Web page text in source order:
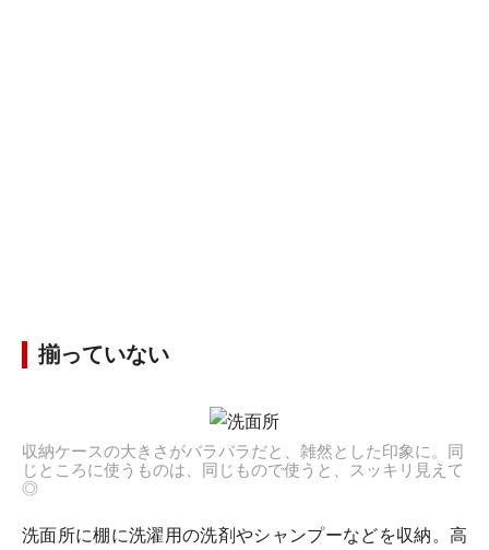
揃っていない
収納ケースの大きさがバラバラだと、雑然とした印象に。同
じところに使うものは、同じもので使うと、スッキリ見えて
◎
洗面所に棚に洗濯用の洗剤やシャンプーなどを収納。高